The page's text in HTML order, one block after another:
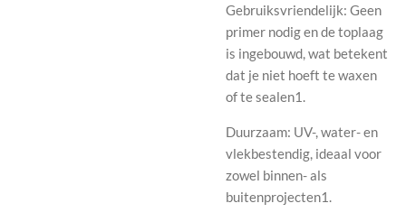
Gebruiksvriendelijk: Geen
primer nodig en de toplaag
is ingebouwd, wat betekent
dat je niet hoeft te waxen
of te sealen1.
Duurzaam: UV-, water- en
vlekbestendig, ideaal voor
zowel binnen- als
buitenprojecten1.